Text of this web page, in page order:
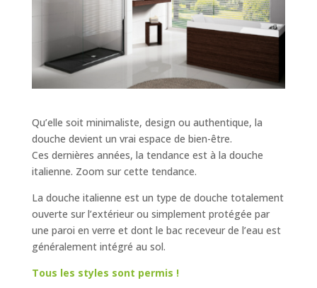
Qu’elle soit minimaliste, design ou authentique, la
douche devient un vrai espace de bien-être.
Ces dernières années, la tendance est à la douche
italienne. Zoom sur cette tendance.
La douche italienne est un type de douche totalement
ouverte sur l’extérieur ou simplement protégée par
une paroi en verre et dont le bac receveur de l’eau est
généralement intégré au sol.
Tous les styles sont permis !